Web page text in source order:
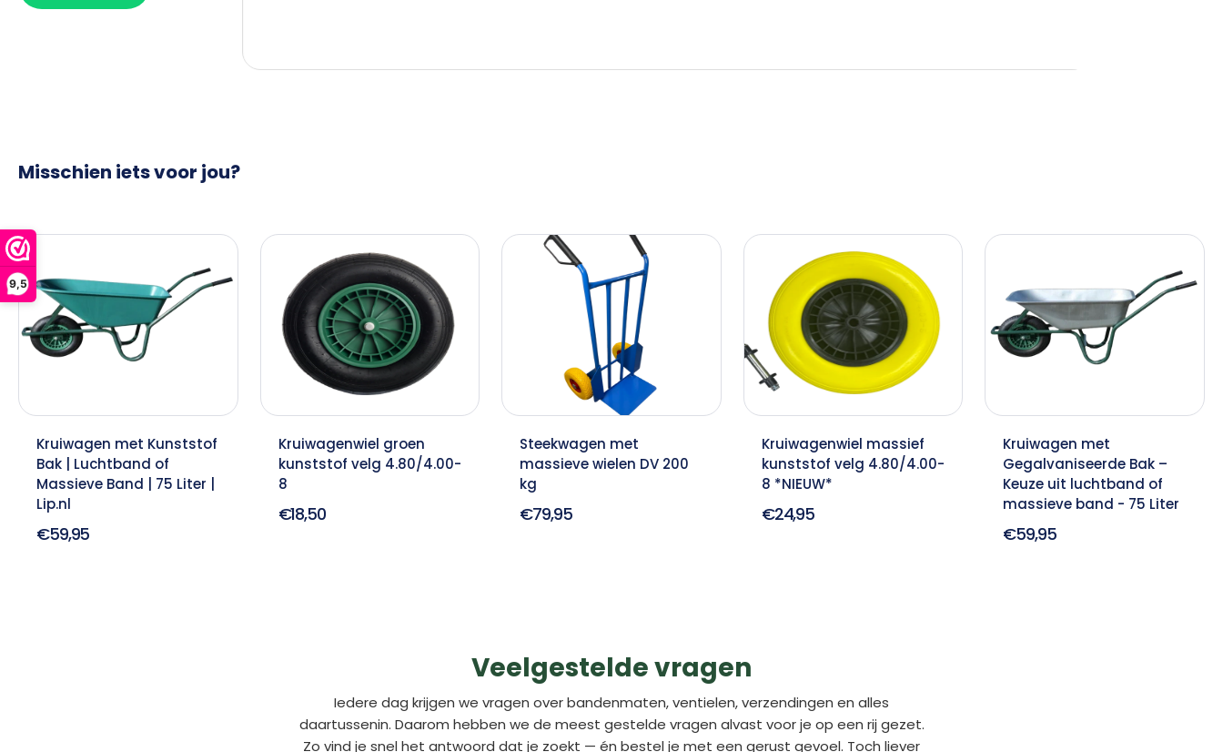
9,5
Misschien iets voor jou?
Kruiwagen met Kunststof
Bak | Luchtband of
Massieve Band | 75 Liter |
Lip.nl
€59,95
Kruiwagenwiel groen
kunststof velg 4.80/4.00-
8
€18,50
Steekwagen met
massieve wielen DV 200
kg
€79,95
Kruiwagenwiel massief
kunststof velg 4.80/4.00-
8 *NIEUW*
€24,95
Kruiwagen met
Gegalvaniseerde Bak –
Keuze uit luchtband of
massieve band - 75 Liter
€59,95
Veelgestelde vragen
Iedere dag krijgen we vragen over bandenmaten, ventielen, verzendingen en alles
daartussenin. Daarom hebben we de meest gestelde vragen alvast voor je op een rij gezet.
Zo vind je snel het antwoord dat je zoekt — én bestel je met een gerust gevoel. Toch liever